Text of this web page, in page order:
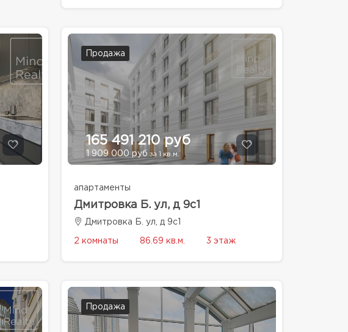
Продажа
165 491 210 руб
1 909 000 руб за 1 кв.м.
апартаменты
Дмитровка Б. ул, д 9с1
Дмитровка Б. ул, д 9с1
2 комнаты 86.69 кв.м. 3 этаж
Продажа